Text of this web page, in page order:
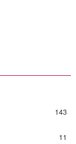
143
11